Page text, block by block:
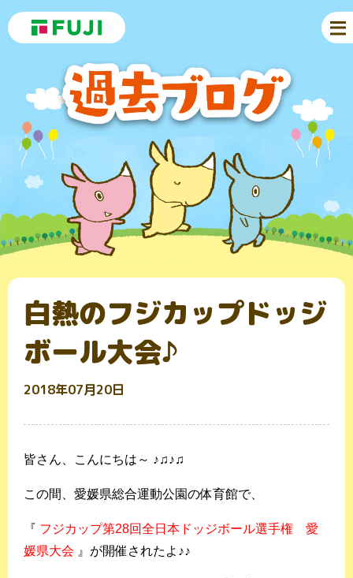
白熱のフジカップドッジ
ボール大会♪
2018年07月20日
皆さん、こんにちは～ ♪♫♪♫
この間、愛媛県総合運動公園の体育館で、
『 フジカップ第28回全日本ドッジボール選手権 愛
媛県大会 』 が開催されたよ♪♪